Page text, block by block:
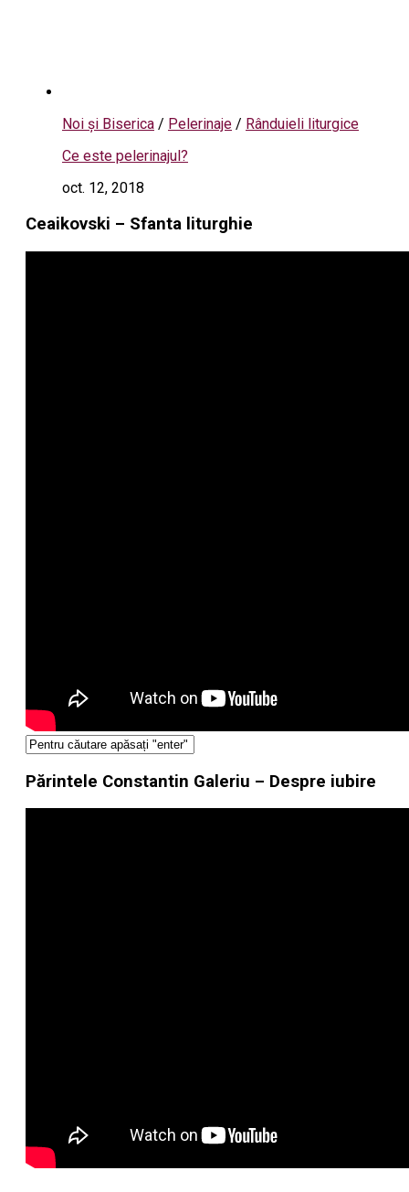
Noi și Biserica / Pelerinaje / Rânduieli liturgice
Ce este pelerinajul?
oct. 12, 2018
Ceaikovski – Sfanta liturghie
Părintele Constantin Galeriu – Despre iubire